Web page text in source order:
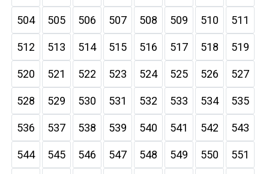
504 505 506 507 508 509 510 511
512 513 514 515 516 517 518 519
520 521 522 523 524 525 526 527
528 529 530 531 532 533 534 535
536 537 538 539 540 541 542 543
544 545 546 547 548 549 550 551